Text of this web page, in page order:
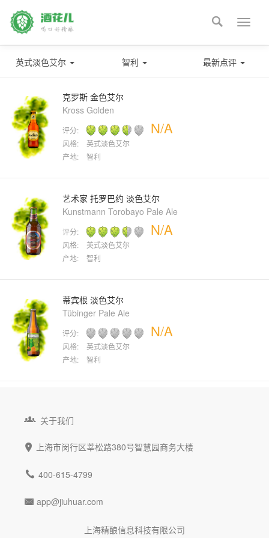
Toggle

英式淡色艾尔 智利 最新点评
克罗斯 金色艾尔
Kross Golden
评分: N/A
风格:
英式淡色艾尔
产地:
智利
艺术家 托罗巴约 淡色艾尔
Kunstmann Torobayo Pale Ale
评分: N/A
风格:
英式淡色艾尔
产地:
智利
蒂宾根 淡色艾尔
Tübinger Pale Ale
评分: N/A
风格:
英式淡色艾尔
产地:
智利
 关于我们
 上海市闵行区莘松路380号智慧园商务大楼
 400-615-4799
 app@jiuhuar.com
上海精酿信息科技有限公司